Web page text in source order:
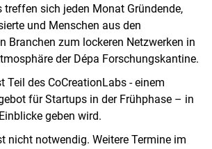
sich jeden Monat Gründende,
und Menschen aus den
Branchen zum lockeren Netzwerken in
der Dépa Forschungskantine.
Teil des CoCreationLabs - einem
für Startups in der Frühphase – in
geben wird.
nicht notwendig. Weitere Termine im